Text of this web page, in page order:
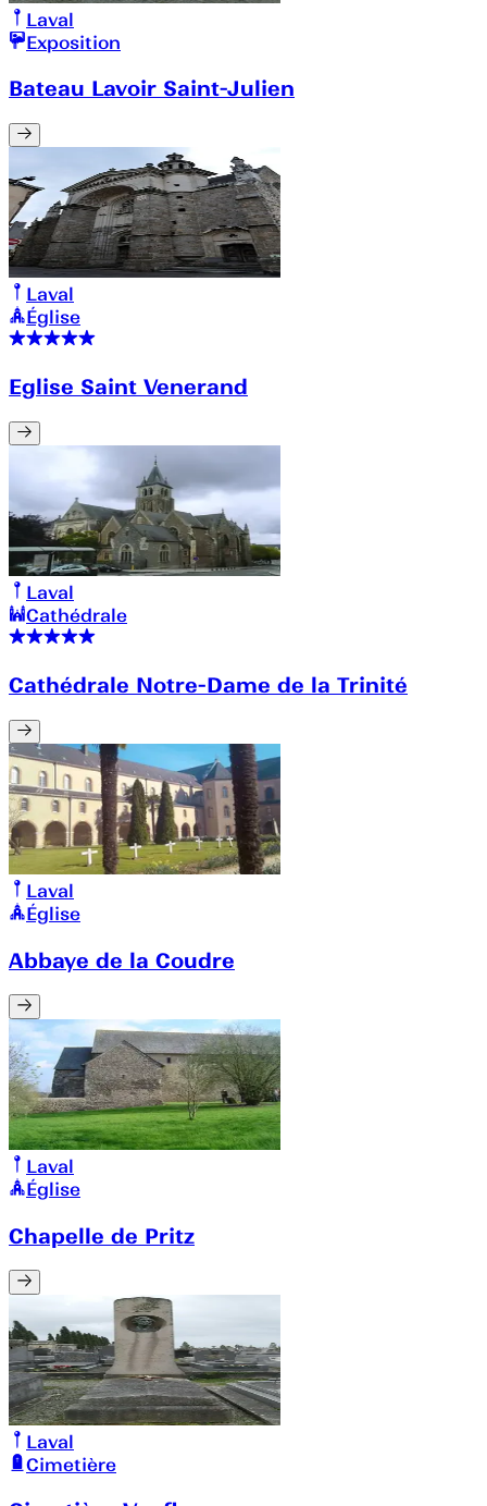
Laval
Exposition
Bateau Lavoir Saint-Julien
Laval
Église
Eglise Saint Venerand
Laval
Cathédrale
Cathédrale Notre-Dame de la Trinité
Laval
Église
Abbaye de la Coudre
Laval
Église
Chapelle de Pritz
Laval
Cimetière